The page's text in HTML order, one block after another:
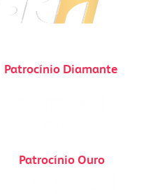
Patrocínio Diamante
Patrocínio Ouro